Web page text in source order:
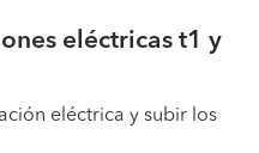
eléctricas t1 y
eléctrica y subir los